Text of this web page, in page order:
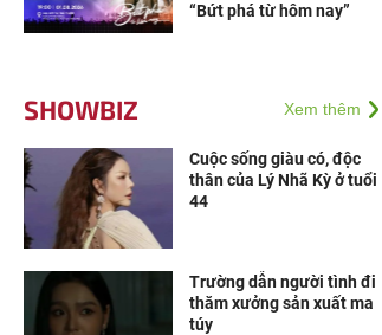
“Bứt phá từ hôm nay”
SHOWBIZ Xem thêm
Cuộc sống giàu có, độc
thân của Lý Nhã Kỳ ở tuổi
44
Trường dẫn người tình đi
thăm xưởng sản xuất ma
túy